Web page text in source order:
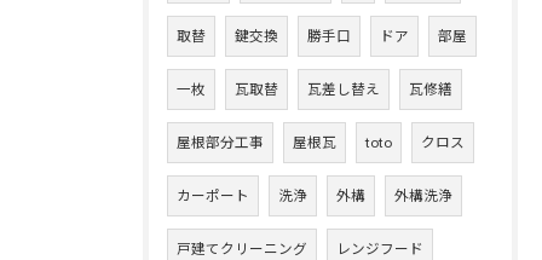
取替 鍵交換 勝手口 ドア 部屋
一枚 瓦取替 瓦差し替え 瓦修繕
屋根部分工事 屋根瓦 toto クロス
カーポート 洗浄 外構 外構洗浄
戸建てクリーニング レンジフード